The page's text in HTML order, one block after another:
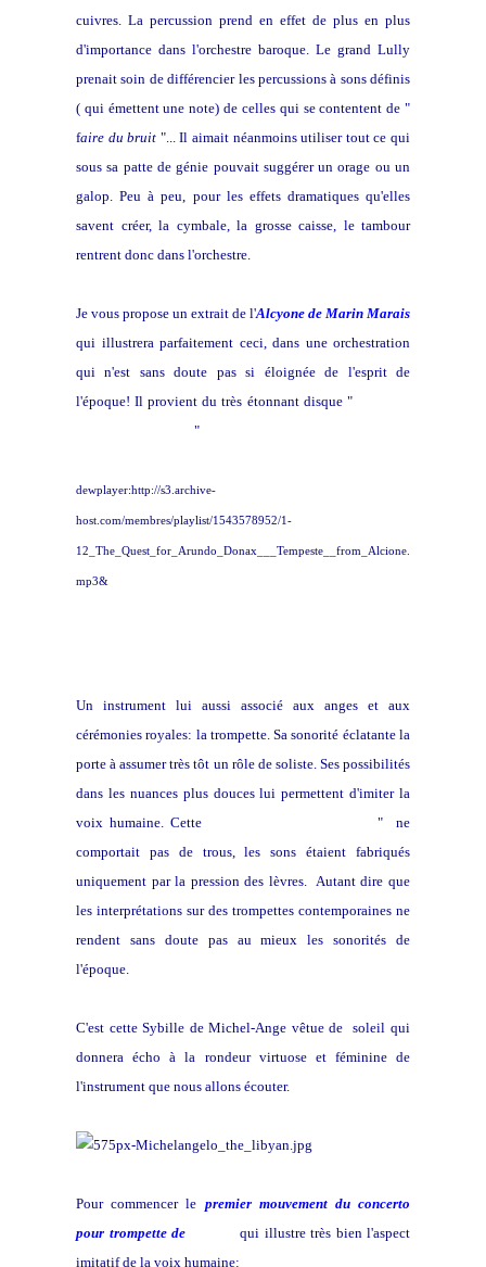
cuivres. La percussion prend en effet de plus en plus
d'importance dans l'orchestre baroque. Le grand Lully
prenait soin de différencier les percussions à sons définis
( qui émettent une note) de celles qui se contentent de "
faire du bruit "... Il aimait néanmoins utiliser tout ce qui
sous sa patte de génie pouvait suggérer un orage ou un
galop. Peu à peu, pour les effets dramatiques qu'elles
savent créer, la cymbale, la grosse caisse, le tambour
rentrent donc dans l'orchestre.
Je vous propose un extrait de l'Alcyone de Marin Marais
qui illustrera parfaitement ceci, dans une orchestration
qui n'est sans doute pas si éloignée de l'esprit de
l'époque! Il provient du très étonnant disque "
"
dewplayer:http://s3.archive-
host.com/membres/playlist/1543578952/1-
12_The_Quest_for_Arundo_Donax___Tempeste__from_Alcione.
mp3&
Un instrument lui aussi associé aux anges et aux
cérémonies royales: la trompette. Sa sonorité éclatante la
porte à assumer très tôt un rôle de soliste. Ses possibilités
dans les nuances plus douces lui permettent d'imiter la
voix humaine. Cette
" ne
comportait pas de trous, les sons étaient fabriqués
uniquement par la pression des lèvres. Autant dire que
les interprétations sur des trompettes contemporaines ne
rendent sans doute pas au mieux les sonorités de
l'époque.
C'est cette Sybille de Michel-Ange vêtue de soleil qui
donnera écho à la rondeur virtuose et féminine de
l'instrument que nous allons écouter.
Pour commencer le premier mouvement du concerto
pour trompette de
qui illustre très bien l'aspect
imitatif de la voix humaine: